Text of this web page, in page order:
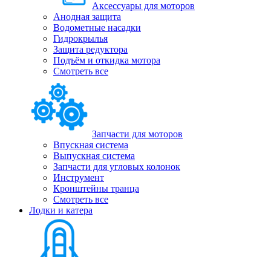
Аксессуары для моторов
Анодная защита
Водометные насадки
Гидрокрылья
Защита редуктора
Подъём и откидка мотора
Смотреть все
Запчасти для моторов
Впускная система
Выпускная система
Запчасти для угловых колонок
Инструмент
Кронштейны транца
Смотреть все
Лодки и катера